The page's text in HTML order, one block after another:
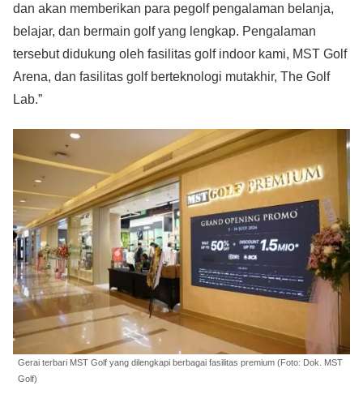
dan akan memberikan para pegolf pengalaman belanja,
belajar, dan bermain golf yang lengkap. Pengalaman
tersebut didukung oleh fasilitas golf indoor kami, MST Golf
Arena, dan fasilitas golf berteknologi mutakhir, The Golf
Lab.”
Gerai terbari MST Golf yang dilengkapi berbagai fasilitas premium (Foto: Dok. MST
Golf)